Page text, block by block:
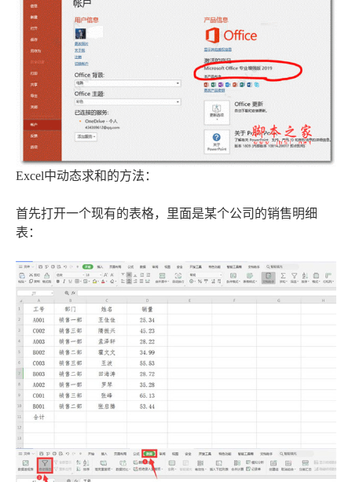
Excel中动态求和的方法：
首先打开一个现有的表格，里面是某个公司的销售明细
表：